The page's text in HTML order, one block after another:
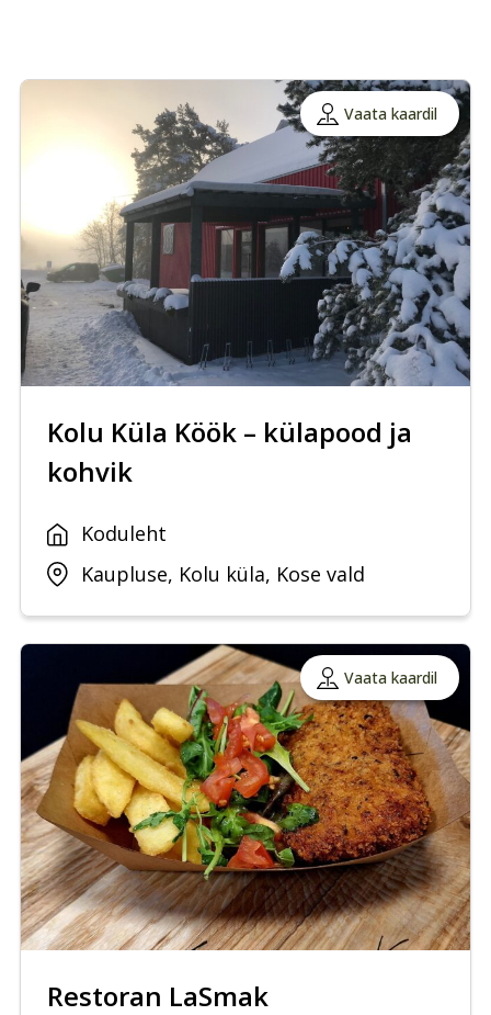
Vaata kaardil
Kolu Küla Köök – külapood ja
kohvik
Koduleht
Kaupluse, Kolu küla, Kose vald
Vaata kaardil
Restoran LaSmak